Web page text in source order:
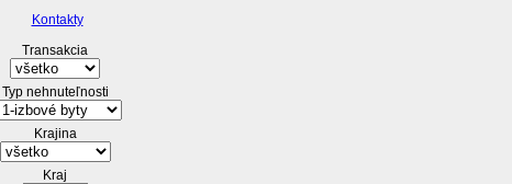
Kontakty
Transakcia
Typ nehnuteľnosti
Krajina
Kraj